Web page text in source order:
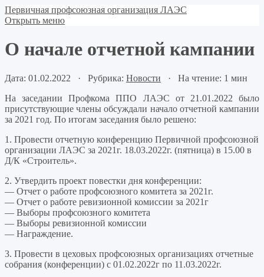
Первичная профсоюзная организация ЛАЭС
Открыть меню
О начале отчетной кампании
Дата: 01.02.2022 · Рубрика: Новости · На чтение: 1 мин
На заседании Профкома ППО ЛАЭС от 21.01.2022 было
присутствующие члены обсуждали начало отчетной кампании
за 2021 год. По итогам заседания было решено:
1. Провести отчетную конференцию Первичной профсоюзной
организации ЛАЭС за 2021г. 18.03.2022г. (пятница) в 15.00 в
Д/К «Строитель».
2. Утвердить проект повестки дня конференции:
— Отчет о работе профсоюзного комитета за 2021г.
— Отчет о работе ревизионной комиссии за 2021г
— Выборы профсоюзного комитета
— Выборы ревизионной комиссии
— Награждение.
3. Провести в цеховых профсоюзных организациях отчетные
собрания (конференции) с 01.02.2022г по 11.03.2022г.